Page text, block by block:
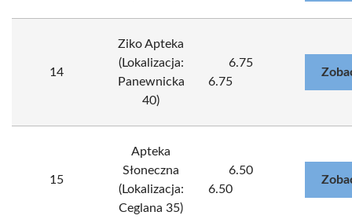
14
Ziko Apteka
(Lokalizacja:
Panewnicka
40)
6.75
6.75
15
Apteka
Słoneczna
(Lokalizacja:
Ceglana 35)
6.50
6.50